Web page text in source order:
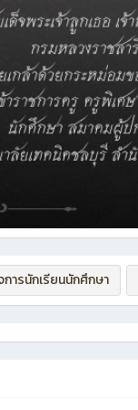
การนักเรียนนักศึกษา